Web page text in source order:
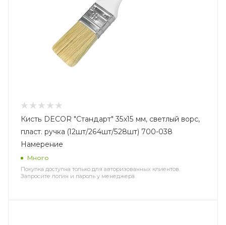
Кисть DECOR "Стандарт" 35х15 мм, светлый ворс,
пласт. ручка (12шт/264шт/528шт) 700-038
Намерение
Много
Покупка доступна только для авторизованных клиентов.
Запросите логин и пароль у менеджера.